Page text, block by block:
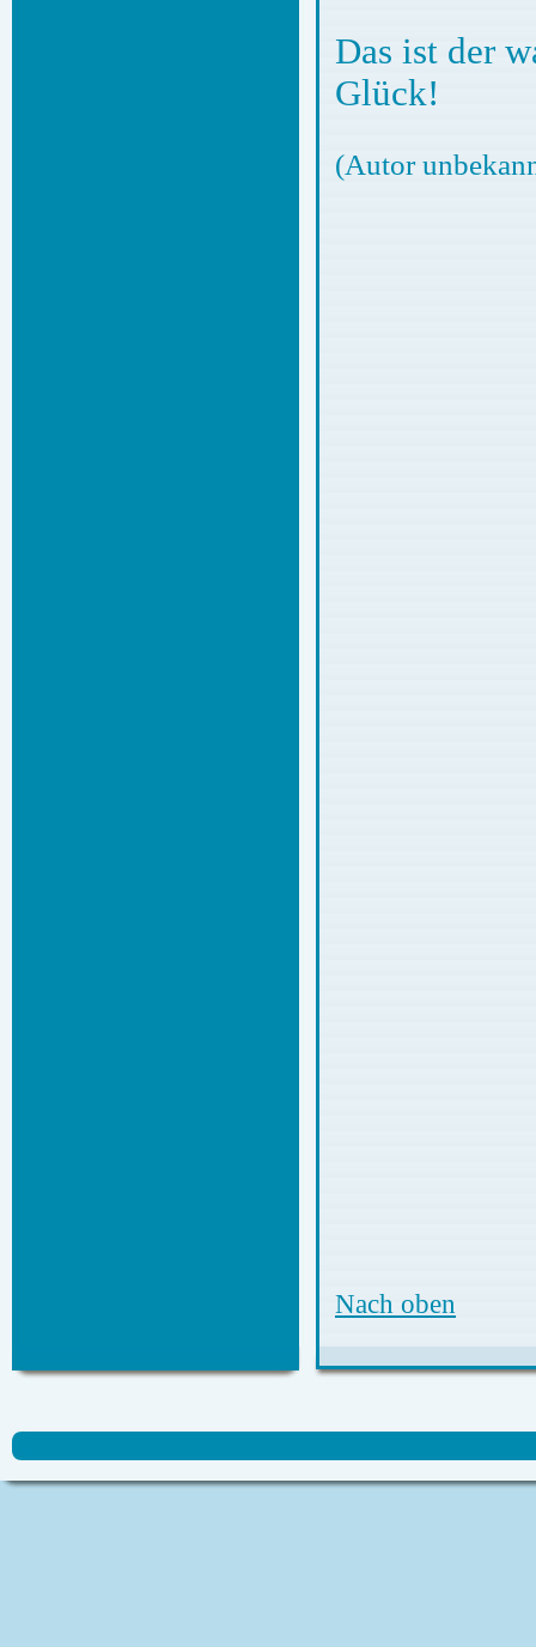
Das ist der
Glück!
(Autor
Nach oben